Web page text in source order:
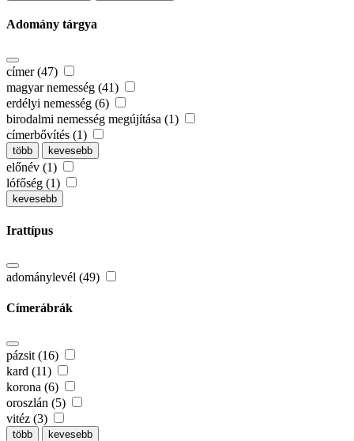
Adomány tárgya
címer (47)
magyar nemesség (41)
erdélyi nemesség (6)
birodalmi nemesség megújítása (1)
címerbővítés (1)
több kevesebb
előnév (1)
lófőség (1)
kevesebb
Irattípus
adománylevél (49)
Címerábrák
pázsit (16)
kard (11)
korona (6)
oroszlán (5)
vitéz (3)
több kevesebb